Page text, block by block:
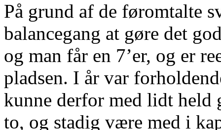
På grund af de føromtalte
balancegang at gøre det
og man får en 7’er, og er
pladsen. I år var
kunne derfor med lidt held
to, og stadig være med i